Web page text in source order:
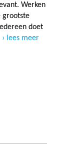
Werken
grootste
doet
lees meer